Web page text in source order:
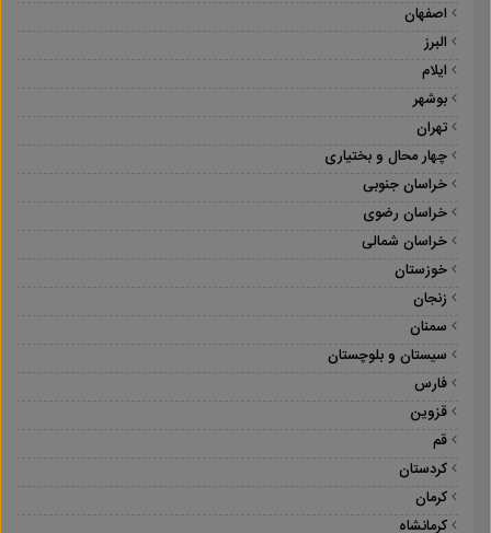
اصفهان
البرز
ایلام
بوشهر
تهران
چهار محال و بختیاری
خراسان جنوبی
خراسان رضوی
خراسان شمالی
خوزستان
زنجان
سمنان
سیستان و بلوچستان
فارس
قزوین
قم
کردستان
کرمان
کرمانشاه